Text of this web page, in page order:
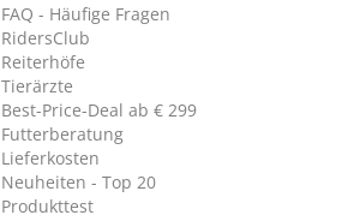
FAQ - Häufige Fragen
RidersClub
Reiterhöfe
Tierärzte
Best-Price-Deal ab € 299
Futterberatung
Lieferkosten
Neuheiten - Top 20
Produkttest